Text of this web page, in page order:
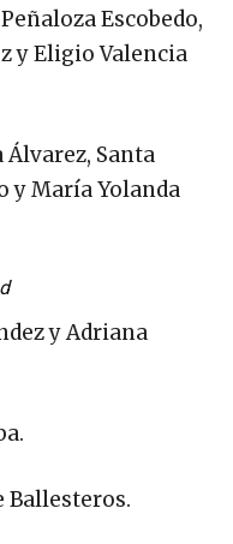
Escobedo,
y Eligio Valencia
Álvarez, Santa
y María Yolanda
y Adriana
Ballesteros.